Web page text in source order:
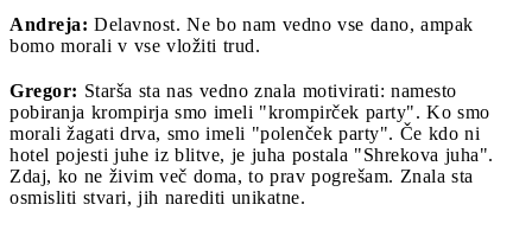
Andreja: Delavnost. Ne bo nam vedno vse dano, ampak
bomo morali v vse vložiti trud.
Gregor: Starša sta nas vedno znala motivirati: namesto
pobiranja krompirja smo imeli "krompirček party". Ko smo
morali žagati drva, smo imeli "polenček party". Če kdo ni
hotel pojesti juhe iz blitve, je juha postala "Shrekova juha".
Zdaj, ko ne živim več doma, to prav pogrešam. Znala sta
osmisliti stvari, jih narediti unikatne.